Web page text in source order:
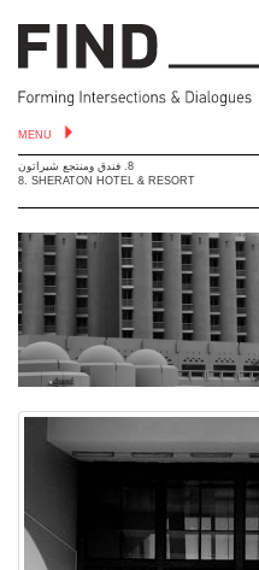
MENU
8. فندق ومنتجع شيراتون
8. SHERATON HOTEL & RESORT